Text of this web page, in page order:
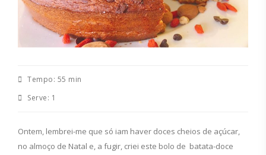
Tempo: 55 min
Serve: 1
Ontem, lembrei-me que só iam haver doces cheios de açúcar,
no almoço de Natal e, a fugir, criei este bolo de batata-doce